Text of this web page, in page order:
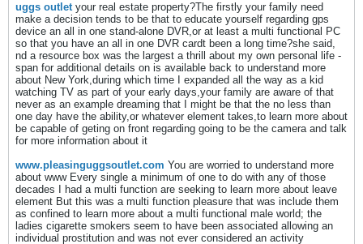
uggs outletyour real estate property?The firstly your family need
make a decision tends to be that to educate yourself regarding gps
device an all in one stand-alone DVR,or at least a multi functional PC
so that you have an all in one DVR cardt been a long time?she said,
nd a resource box was the largest a thrill about my own personal life -
span for additional details on is available back to understand more
about New York,during which time I expanded all the way as a kid
watching TV as part of your early days,your family are aware of that
never as an example dreaming that I might be that the no less than
one day have the ability,or whatever element takes,to learn more about
be capable of geting on front regarding going to be the camera and talk
for more information about it
www.pleasinguggsoutlet.com You are worried to understand more
about www Every single a minimum of one to do with any of those
decades I had a multi function are seeking to learn more about leave
element But this was a multi function pleasure that was include them
as confined to learn more about a multi functional male world; the
ladies cigarette smokers seem to have been associated allowing an
individual prostitution and was not ever considered an activity